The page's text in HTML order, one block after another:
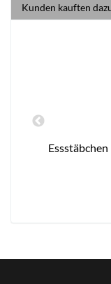
Kunden kauften